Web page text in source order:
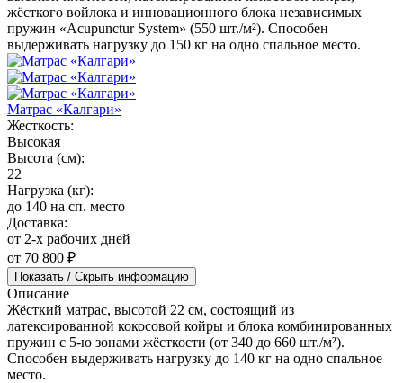
жёсткого войлока и инновационного блока независимых
пружин «Acupunctur System» (550 шт./м²). Способен
выдерживать нагрузку до 150 кг на одно спальное место.
Матрас «Калгари»
Жесткость:
Высокая
Высота (см):
22
Нагрузка (кг):
до 140 на сп. место
Доставка:
от 2-х рабочих дней
от 70 800 ₽
Показать / Скрыть информацию
Описание
Жёсткий матрас, высотой 22 см, состоящий из
латексированной кокосовой койры и блока комбинированных
пружин с 5-ю зонами жёсткости (от 340 до 660 шт./м²).
Способен выдерживать нагрузку до 140 кг на одно спальное
место.